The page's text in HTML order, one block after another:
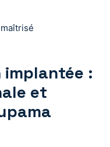
implantée :
et